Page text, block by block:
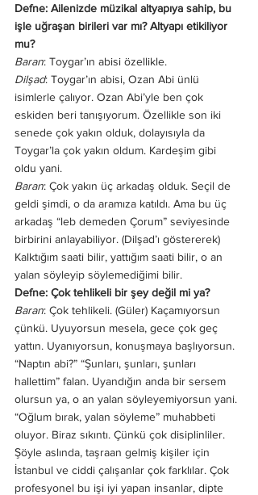
Defne: Ailenizde müzikal altyapıya sahip, bu
işle uğraşan birileri var mı? Altyapı etikiliyor
mu?
Baran: Toygar’ın abisi özellikle.
Dilşad: Toygar’ın abisi, Ozan Abi ünlü
isimlerle çalıyor. Ozan Abi’yle ben çok
eskiden beri tanışıyorum. Özellikle son iki
senede çok yakın olduk, dolayısıyla da
Toygar’la çok yakın oldum. Kardeşim gibi
oldu yani.
Baran: Çok yakın üç arkadaş olduk. Seçil de
geldi şimdi, o da aramıza katıldı. Ama bu üç
arkadaş “leb demeden Çorum” seviyesinde
birbirini anlayabiliyor. (Dilşad’ı göstererek)
Kalktığım saati bilir, yattığım saati bilir, o an
yalan söyleyip söylemediğimi bilir.
Defne: Çok tehlikeli bir şey değil mi ya?
Baran: Çok tehlikeli. (Güler) Kaçamıyorsun
çünkü. Uyuyorsun mesela, gece çok geç
yattın. Uyanıyorsun, konuşmaya başlıyorsun.
“Naptın abi?” “Şunları, şunları, şunları
hallettim” falan. Uyandığın anda bir sersem
olursun ya, o an yalan söyleyemiyorsun yani.
“Oğlum bırak, yalan söyleme” muhabbeti
oluyor. Biraz sıkıntı. Çünkü çok disiplinliler.
Şöyle aslında, taşraan gelmiş kişiler için
İstanbul ve ciddi çalışanlar çok farklılar. Çok
profesyonel bu işi iyi yapan insanlar, dipte